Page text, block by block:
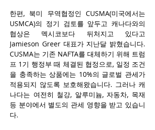
한편, 북미 무역협정인 CUSMA(미국에서는
USMCA)의 정기 검토를 앞두고 캐나다와의
협상은 멕시코보다 뒤처지고 있다고
Jamieson Greer 대표가 지난달 밝혔습니다.
CUSMA는 기존 NAFTA를 대체하기 위해 트럼
프 1기 행정부 때 체결된 협정으로, 일정 조건
을 충족하는 상품에는 10%의 글로벌 관세가
적용되지 않도록 보호해왔습니다. 그러나 캐
나다는 여전히 철강, 알루미늄, 자동차, 목재
등 분야에서 별도의 관세 영향을 받고 있습니
다.